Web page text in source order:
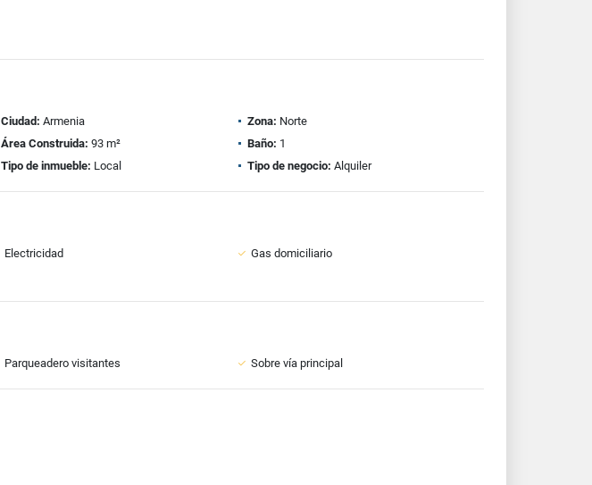
Ciudad: Armenia Zona: Norte
Área Construida: 93 m² Baño: 1
Tipo de inmueble: Local Tipo de negocio: Alquiler
Electricidad
Gas domiciliario
Parqueadero visitantes Sobre vía principal